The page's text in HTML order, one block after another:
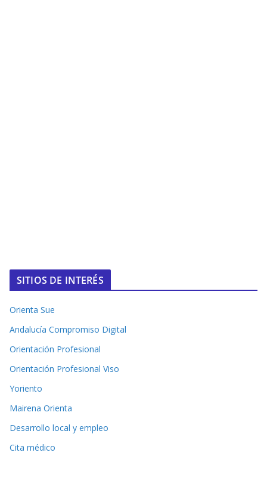
SITIOS DE INTERÉS
Orienta Sue
Andalucía Compromiso Digital
Orientación Profesional
Orientación Profesional Viso
Yoriento
Mairena Orienta
Desarrollo local y empleo
Cita médico